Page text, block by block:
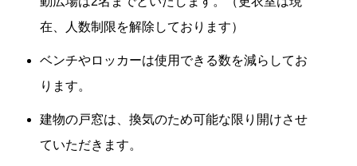
在、人数制限を解除しております）
ベンチやロッカーは使用できる数を減らしてお
ります。
建物の戸窓は、換気のため可能な限り開けさせ
ていただきます。